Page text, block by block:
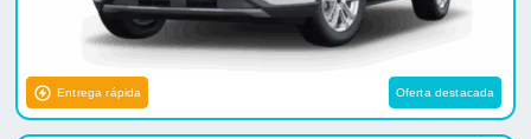
Entrega rápida Oferta destacada